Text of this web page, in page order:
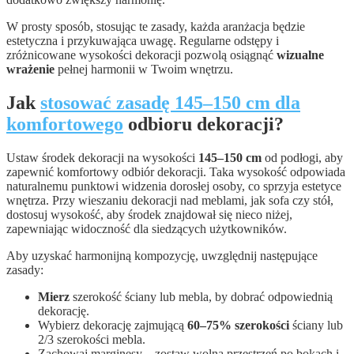
W prosty sposób, stosując te zasady, każda aranżacja będzie
estetyczna i przykuwająca uwagę. Regularne odstępy i
zróżnicowane wysokości dekoracji pozwolą osiągnąć wizualne
wrażenie pełnej harmonii w Twoim wnętrzu.
Jak stosować zasadę 145–150 cm dla
komfortowego odbioru dekoracji?
Ustaw środek dekoracji na wysokości 145–150 cm od podłogi, aby
zapewnić komfortowy odbiór dekoracji. Taka wysokość odpowiada
naturalnemu punktowi widzenia dorosłej osoby, co sprzyja estetyce
wnętrza. Przy wieszaniu dekoracji nad meblami, jak sofa czy stół,
dostosuj wysokość, aby środek znajdował się nieco niżej,
zapewniając widoczność dla siedzących użytkowników.
Aby uzyskać harmonijną kompozycję, uwzględnij następujące
zasady:
Mierz szerokość ściany lub mebla, by dobrać odpowiednią
dekorację.
Wybierz dekorację zajmującą 60–75% szerokości ściany lub
2/3 szerokości mebla.